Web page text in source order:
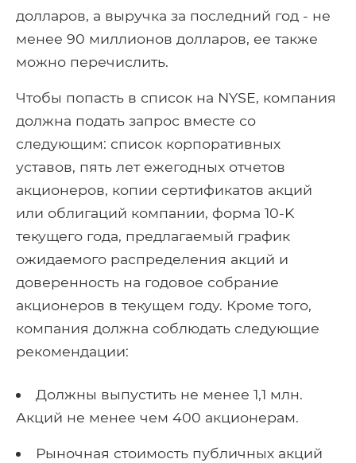
долларов, а выручка за последний год - не
менее 90 миллионов долларов, ее также
можно перечислить.
Чтобы попасть в список на NYSE, компания
должна подать запрос вместе со
следующим: список корпоративных
уставов, пять лет ежегодных отчетов
акционеров, копии сертификатов акций
или облигаций компании, форма 10-K
текущего года, предлагаемый график
ожидаемого распределения акций и
доверенность на годовое собрание
акционеров в текущем году. Кроме того,
компания должна соблюдать следующие
рекомендации:
Должны выпустить не менее 1,1 млн.
Акций не менее чем 400 акционерам.
Рыночная стоимость публичных акций